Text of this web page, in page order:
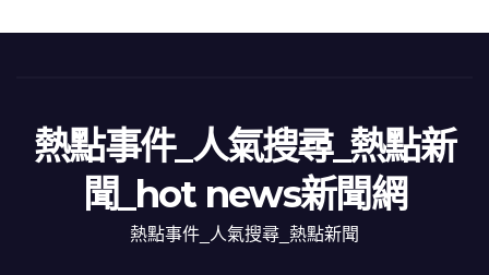
熱點事件_人氣搜尋_熱點新
聞_hot news新聞網
熱點事件_人氣搜尋_熱點新聞